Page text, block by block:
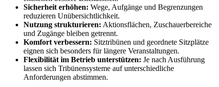
Sicherheit erhöhen: Wege, Aufgänge und Begrenzungen
reduzieren Unübersichtlichkeit.
Nutzung strukturieren: Aktionsflächen, Zuschauerbereiche
und Zugänge bleiben getrennt.
Komfort verbessern: Sitztribünen und geordnete Sitzplätze
eignen sich besonders für längere Veranstaltungen.
Flexibilität im Betrieb unterstützen: Je nach Ausführung
lassen sich Tribünensysteme auf unterschiedliche
Anforderungen abstimmen.